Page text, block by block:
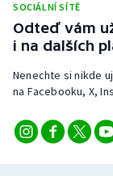
Sportovní
Triatlon
Veslování
SOCIÁLNÍ SÍTĚ
Odteď vám
i na dalších
Nenechte si nikde
na Facebooku, X,